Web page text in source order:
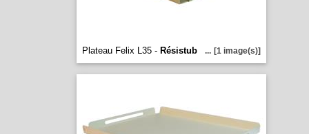
Plateau Felix L35 - Résistub ... [1 image(s)]